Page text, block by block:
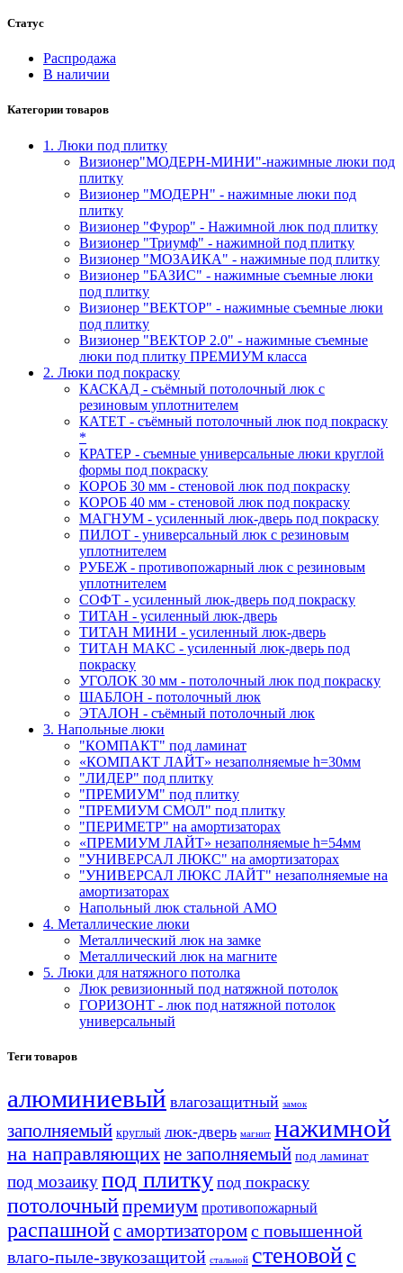
Статус
Распродажа
В наличии
Категории товаров
1. Люки под плитку
Визионер"МОДЕРН-МИНИ"-нажимные люки под
плитку
Визионер "МОДЕРН" - нажимные люки под
плитку
Визионер "Фурор" - Нажимной люк под плитку
Визионер "Триумф" - нажимной под плитку
Визионер "МОЗАИКА" - нажимные под плитку
Визионер "БАЗИС" - нажимные съемные люки
под плитку
Визионер "ВЕКТОР" - нажимные съемные люки
под плитку
Визионер "ВЕКТОР 2.0" - нажимные съемные
люки под плитку ПРЕМИУМ класса
2. Люки под покраску
КАСКАД - съёмный потолочный люк с
резиновым уплотнителем
КАТЕТ - съёмный потолочный люк под покраску
*
КРАТЕР - съемные универсальные люки круглой
формы под покраску
КОРОБ 30 мм - стеновой люк под покраску
КОРОБ 40 мм - стеновой люк под покраску
МАГНУМ - усиленный люк-дверь под покраску
ПИЛОТ - универсальный люк с резиновым
уплотнителем
РУБЕЖ - противопожарный люк с резиновым
уплотнителем
СОФТ - усиленный люк-дверь под покраску
ТИТАН - усиленный люк-дверь
ТИТАН МИНИ - усиленный люк-дверь
ТИТАН МАКС - усиленный люк-дверь под
покраску
УГОЛОК 30 мм - потолочный люк под покраску
ШАБЛОН - потолочный люк
ЭТАЛОН - съёмный потолочный люк
3. Напольные люки
"КОМПАКТ" под ламинат
«КОМПАКТ ЛАЙТ» незаполняемые h=30мм
"ЛИДЕР" под плитку
"ПРЕМИУМ" под плитку
"ПРЕМИУМ СМОЛ" под плитку
"ПЕРИМЕТР" на амортизаторах
«ПРЕМИУМ ЛАЙТ» незаполняемые h=54мм
"УНИВЕРСАЛ ЛЮКС" на амортизаторах
"УНИВЕРСАЛ ЛЮКС ЛАЙТ" незаполняемые на
амортизаторах
Напольный люк стальной АМО
4. Металлические люки
Металлический люк на замке
Металлический люк на магните
5. Люки для натяжного потолка
Люк ревизионный под натяжной потолок
ГОРИЗОНТ - люк под натяжной потолок
универсальный
Теги товаров
алюминиевый влагозащитный замок
заполняемый круглый люк-дверь магнит нажимной
на направляющихне заполняемый под ламинат
под мозаикупод плитку под покраску
потолочныйпремиум противопожарный
распашнойс амортизаторомс повышенной
влаго-пыле-звукозащитой стальной стеновойс